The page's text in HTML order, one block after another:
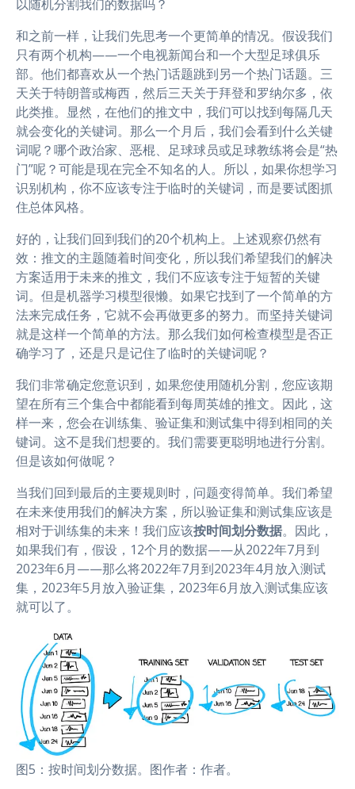
以随机分割我们的数据吗？
和之前一样，让我们先思考一个更简单的情况。假设我们
只有两个机构——一个电视新闻台和一个大型足球俱乐
部。他们都喜欢从一个热门话题跳到另一个热门话题。三
天关于特朗普或梅西，然后三天关于拜登和罗纳尔多，依
此类推。显然，在他们的推文中，我们可以找到每隔几天
就会变化的关键词。那么一个月后，我们会看到什么关键
词呢？哪个政治家、恶棍、足球球员或足球教练将会是“热
门”呢？可能是现在完全不知名的人。所以，如果你想学习
识别机构，你不应该专注于临时的关键词，而是要试图抓
住总体风格。
好的，让我们回到我们的20个机构上。上述观察仍然有
效：推文的主题随着时间变化，所以我们希望我们的解决
方案适用于未来的推文，我们不应该专注于短暂的关键
词。但是机器学习模型很懒。如果它找到了一个简单的方
法来完成任务，它就不会再做更多的努力。而坚持关键词
就是这样一个简单的方法。那么我们如何检查模型是否正
确学习了，还是只是记住了临时的关键词呢？
我们非常确定您意识到，如果您使用随机分割，您应该期
望在所有三个集合中都能看到每周英雄的推文。因此，这
样一来，您会在训练集、验证集和测试集中得到相同的关
键词。这不是我们想要的。我们需要更聪明地进行分割。
但是该如何做呢？
当我们回到最后的主要规则时，问题变得简单。我们希望
在未来使用我们的解决方案，所以验证集和测试集应该是
相对于训练集的未来！我们应该按时间划分数据。因此，
如果我们有，假设，12个月的数据——从2022年7月到
2023年6月——那么将2022年7月到2023年4月放入测试
集，2023年5月放入验证集，2023年6月放入测试集应该
就可以了。
图5：按时间划分数据。图作者：作者。